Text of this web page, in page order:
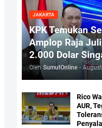
JAKARTA
KPK Temukan
Amplop Raja
2.000 Dolar
Oleh SumutOnline -
Rico
AUR,